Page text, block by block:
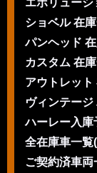
ショベル 在
パンヘッド
カスタム 在
アウトレット
ヴィンテー
ハーレー入庫
全在庫車一覧
ご契約済車